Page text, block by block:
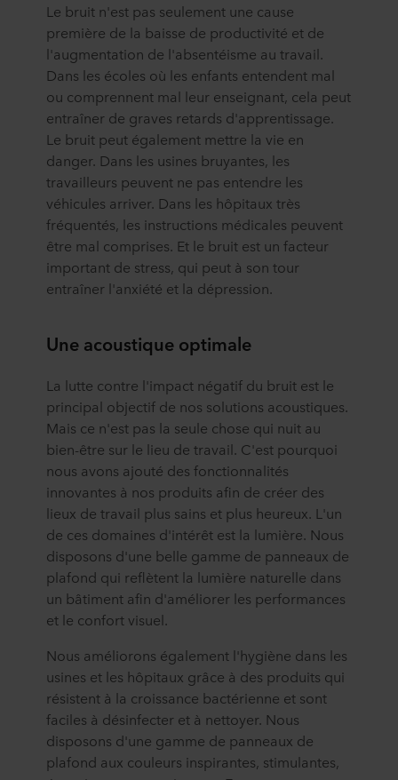
Le bruit n'est pas seulement une cause
première de la baisse de productivité et de
l'augmentation de l'absentéisme au travail.
Dans les écoles où les enfants entendent mal
ou comprennent mal leur enseignant, cela peut
entraîner de graves retards d'apprentissage.
Le bruit peut également mettre la vie en
danger. Dans les usines bruyantes, les
travailleurs peuvent ne pas entendre les
véhicules arriver. Dans les hôpitaux très
fréquentés, les instructions médicales peuvent
être mal comprises. Et le bruit est un facteur
important de stress, qui peut à son tour
entraîner l'anxiété et la dépression.
Une acoustique optimale
La lutte contre l'impact négatif du bruit est le
principal objectif de nos solutions acoustiques.
Mais ce n'est pas la seule chose qui nuit au
bien-être sur le lieu de travail. C'est pourquoi
nous avons ajouté des fonctionnalités
innovantes à nos produits afin de créer des
lieux de travail plus sains et plus heureux. L'un
de ces domaines d'intérêt est la lumière. Nous
disposons d'une belle gamme de panneaux de
plafond qui reflètent la lumière naturelle dans
un bâtiment afin d'améliorer les performances
et le confort visuel.
Nous améliorons également l'hygiène dans les
usines et les hôpitaux grâce à des produits qui
résistent à la croissance bactérienne et sont
faciles à désinfecter et à nettoyer. Nous
disposons d'une gamme de panneaux de
plafond aux couleurs inspirantes, stimulantes,